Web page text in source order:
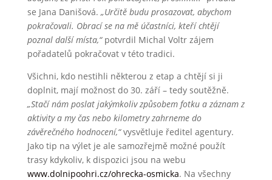
se Jana Danišová. „Určitě budu prosazovat, abychom
pokračovali. Obrací se na mě účastníci, kteří chtějí
poznal další místa,“ potvrdil Michal Voltr zájem
pořadatelů pokračovat v této tradici.
Všichni, kdo nestihli některou z etap a chtějí si ji
doplnit, mají možnost do 30. září – tedy soutěžně.
„Stačí nám poslat jakýmkoliv způsobem fotku a záznam z
aktivity a my čas nebo kilometry zahrneme do
závěrečného hodnocení,“vysvětluje ředitel agentury.
Jako tip na výlet je ale samozřejmě možné použít
trasy kdykoliv, k dispozici jsou na webu
www.dolnipoohri.cz/ohrecka-osmicka. Na všechny